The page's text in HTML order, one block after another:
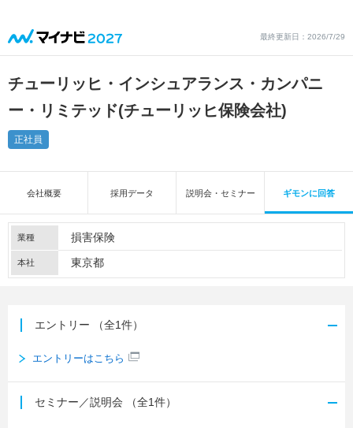
最終更新日：2026/7/29
チューリッヒ・インシュアランス・カンパニ
ー・リミテッド(チューリッヒ保険会社)
正社員
会社概要 採用データ 説明会・セミナー ギモンに回答
業種 損害保険
本社 東京都
エントリー （全1件）
エントリーはこちら
セミナー／説明会 （全1件）